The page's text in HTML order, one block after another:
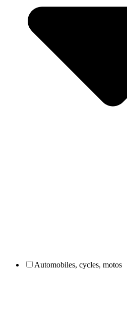
Automobiles, cycles, motos